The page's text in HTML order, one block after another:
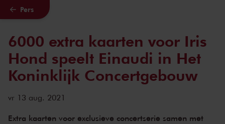
Naar hoofdcontent
Pers
6000 extra kaarten voor Iris
Hond speelt Einaudi in Het
Koninklijk Concertgebouw
vr 13 aug. 2021
Extra kaarten voor exclusieve concertserie samen met